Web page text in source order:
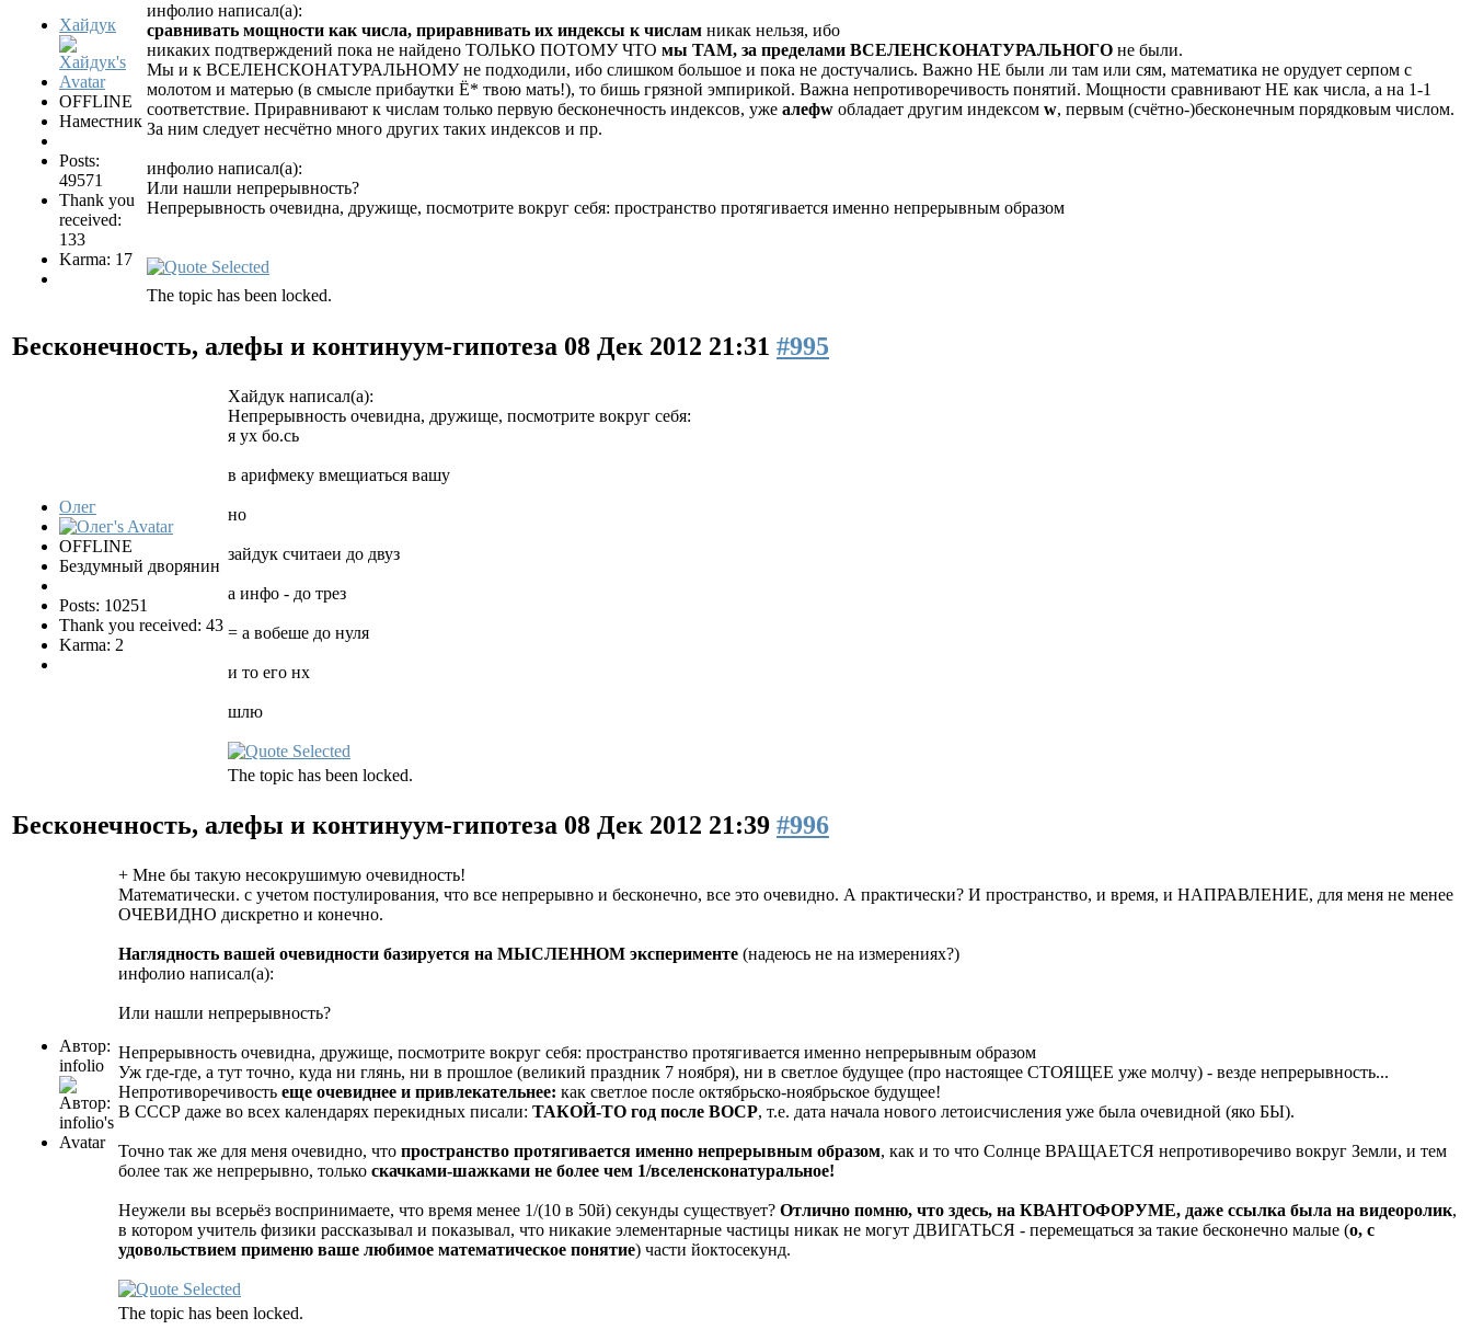
Хайдук
OFFLINE
Наместник
Posts:
49571
Thank you
received:
133
Karma: 17
инфолио написал(а):
сравнивать мощности как числа, приравнивать их индексы к числам никак нельзя, ибо
никаких подтверждений пока не найдено ТОЛЬКО ПОТОМУ ЧТО мы ТАМ, за пределами ВСЕЛЕНСКОНАТУРАЛЬНОГО не были.
Мы и к ВСЕЛЕНСКОНАТУРАЛЬНОМУ не подходили, ибо слишком большое и пока не достучались. Важно НЕ были ли там или сям, математика не орудует серпом с
молотом и матерью (в смысле прибаутки Ё* твою мать!), то бишь грязной эмпирикой. Важна непротиворечивость понятий. Мощности сравнивают НЕ как числа, а на 1-1
соответствие. Приравнивают к числам только первую бесконечность индексов, уже алефw обладает другим индексом w, первым (счётно-)бесконечным порядковым числом.
За ним следует несчётно много других таких индексов и пр.
инфолио написал(а):
Или нашли непрерывность?
Непрерывность очевидна, дружище, посмотрите вокруг себя: пространство протягивается именно непрерывным образом
The topic has been locked.
Бесконечность, алефы и континуум-гипотеза 08 Дек 2012 21:31 #995
Олег
OFFLINE
Бездумный дворянин
Posts: 10251
Thank you received: 43
Karma: 2
Хайдук написал(а):
Непрерывность очевидна, дружище, посмотрите вокруг себя:
я ух бо.сь
в арифмеку вмещиаться вашу
но
зайдук считаеи до двуз
а инфо - до трез
= а вобеше до нуля
и то его нх
шлю
The topic has been locked.
Бесконечность, алефы и континуум-гипотеза 08 Дек 2012 21:39 #996
Автор:
infolio
+ Мне бы такую несокрушимую очевидность!
Математически. с учетом постулирования, что все непрерывно и бесконечно, все это очевидно. А практически? И пространство, и время, и НАПРАВЛЕНИЕ, для меня не менее
ОЧЕВИДНО дискретно и конечно.
Наглядность вашей очевидности базируется на МЫСЛЕННОМ эксперименте (надеюсь не на измерениях?)
инфолио написал(а):
Или нашли непрерывность?
Непрерывность очевидна, дружище, посмотрите вокруг себя: пространство протягивается именно непрерывным образом
Уж где-где, а тут точно, куда ни глянь, ни в прошлое (великий праздник 7 ноября), ни в светлое будущее (про настоящее СТОЯЩЕЕ уже молчу) - везде непрерывность...
Непротиворечивость еще очевиднее и привлекательнее: как светлое после октябрьско-ноябрьское будущее!
В СССР даже во всех календарях перекидных писали: ТАКОЙ-ТО год после ВОСР, т.е. дата начала нового летоисчисления уже была очевидной (яко БЫ).
Точно так же для меня очевидно, что пространство протягивается именно непрерывным образом, как и то что Солнце ВРАЩАЕТСЯ непротиворечиво вокруг Земли, и тем
более так же непрерывно, только скачками-шажками не более чем 1/вселенсконатуральное!
Неужели вы всерьёз воспринимаете, что время менее 1/(10 в 50й) секунды существует? Отлично помню, что здесь, на КВАНТОФОРУМЕ, даже ссылка была на видеоролик,
в котором учитель физики рассказывал и показывал, что никакие элементарные частицы никак не могут ДВИГАТЬСЯ - перемещаться за такие бесконечно малые (о, с
удовольствием применю ваше любимое математическое понятие) части йоктосекунд.
The topic has been locked.